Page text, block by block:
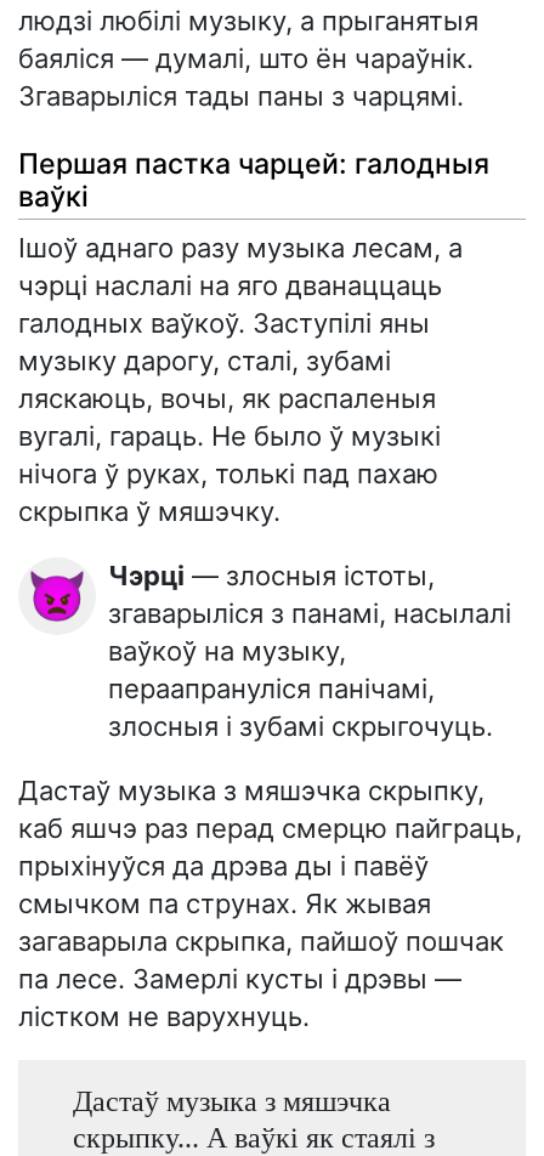
людзі любілі музыку, а прыганятыя
баяліся — думалі, што ён чараўнік.
Згаварыліся тады паны з чарцямі.
Першая пастка чарцей: галодныя
ваўкі
Ішоў аднаго разу музыка лесам, а
чэрці наслалі на яго дванаццаць
галодных ваўкоў. Заступілі яны
музыку дарогу, сталі, зубамі
ляскаюць, вочы, як распаленыя
вугалі, гараць. Не было ў музыкі
нічога ў руках, толькі пад пахаю
скрыпка ў мяшэчку.
👿 Чэрці — злосныя істоты,
згаварыліся з панамі, насылалі
ваўкоў на музыку,
пераапрануліся панічамі,
злосныя і зубамі скрыгочуць.
Дастаў музыка з мяшэчка скрыпку,
каб яшчэ раз перад смерцю пайграць,
прыхінуўся да дрэва ды і павёў
смычком па струнах. Як жывая
загаварыла скрыпка, пайшоў пошчак
па лесе. Замерлі кусты і дрэвы —
лістком не варухнуць.
Дастаў музыка з мяшэчка
скрыпку... А ваўкі як стаялі з